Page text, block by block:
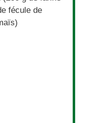
fécule de